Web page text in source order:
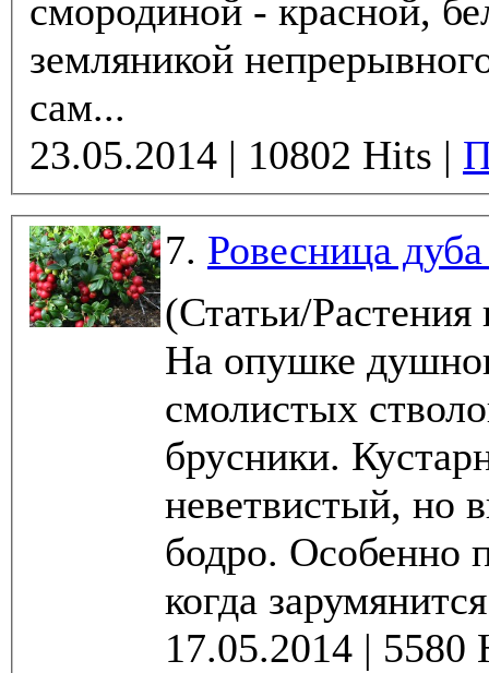
смородиной - красной,
земляникой
сам...
23.05.2014 | 10802 Hits |
7. Ровесница
(Статьи/
На опушке
смолистых
брусники.
неветвистый, но
бодро. Особенно
когда